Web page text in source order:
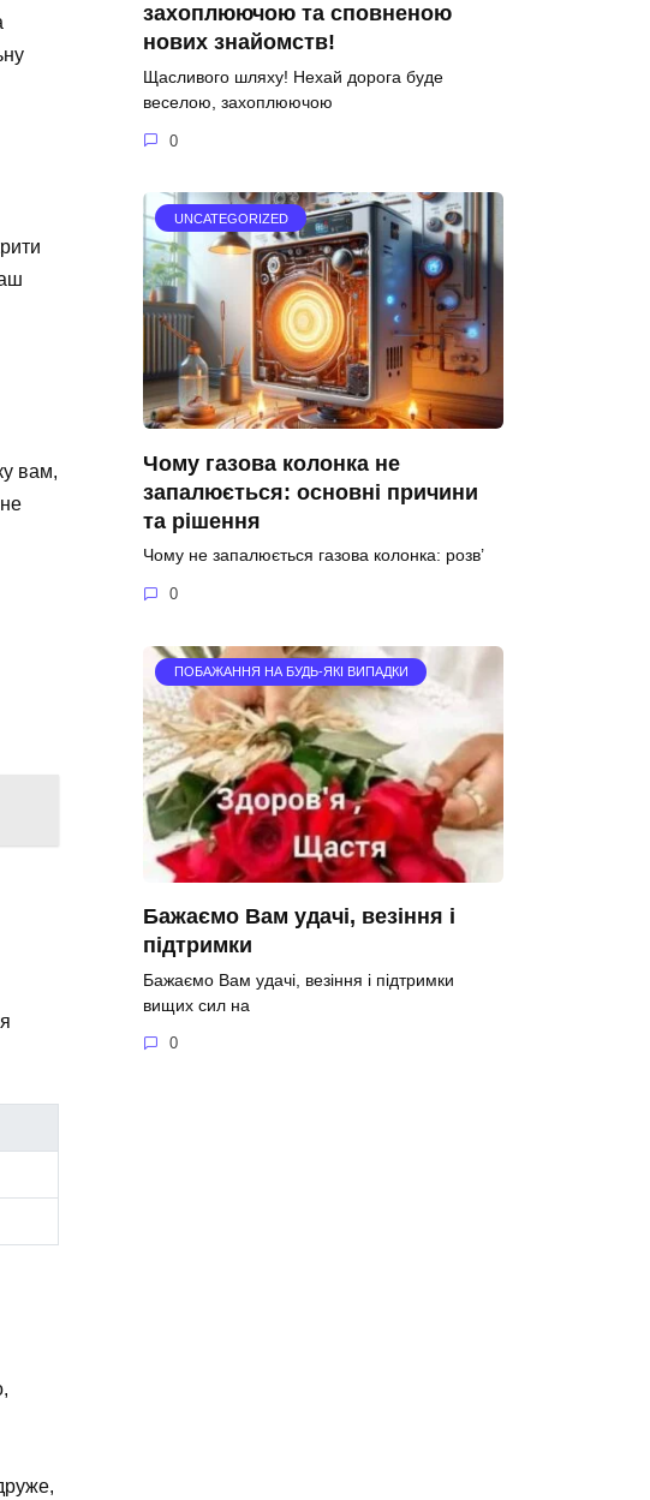
вам,
захоплюючою та сповненою
нових знайомств!
Щасливого шляху! Нехай дорога буде
веселою, захоплюючою
0
UNCATEGORIZED
Чому газова колонка не
запалюється: основні причини
та рішення
Чому не запалюється газова колонка: розв’
0
ПОБАЖАННЯ НА БУДЬ-ЯКІ ВИПАДКИ
Бажаємо Вам удачі, везіння і
підтримки
Бажаємо Вам удачі, везіння і підтримки
вищих сил на
0